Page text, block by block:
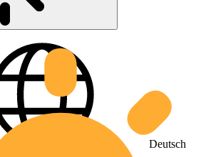
Deutsch